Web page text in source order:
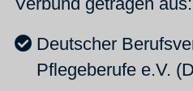
Deutscher
Pflegeberufe e.V.